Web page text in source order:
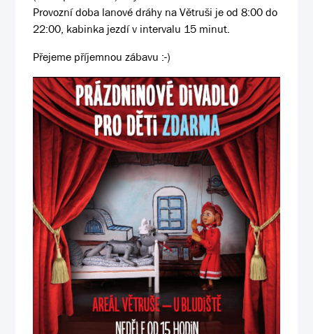
Provozní doba lanové dráhy na Větruši je od 8:00 do
22:00, kabinka jezdí v intervalu 15 minut.
Přejeme příjemnou zábavu :-)